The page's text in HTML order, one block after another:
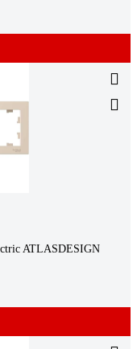
ATLASDESIGN